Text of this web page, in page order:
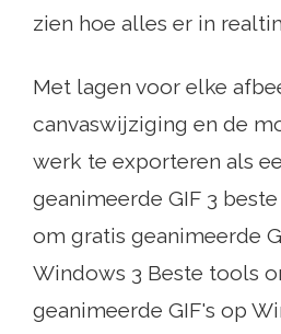
zien hoe alles er in
Met lagen voor elke
canvaswijziging en de
werk te exporteren als
geanimeerde GIF 3
om gratis geanimeerde
Windows 3 Beste tools
geanimeerde GIF's op